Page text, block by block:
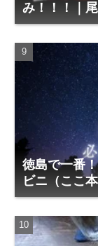
み！！！｜
徳島で一番
ビニ（ここ
代町三丁目店